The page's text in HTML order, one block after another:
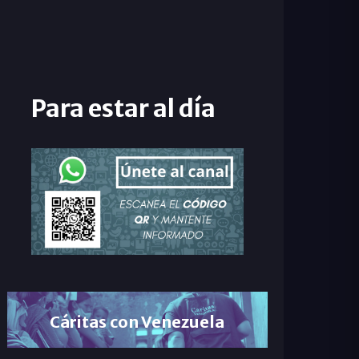
Para estar al día
Cáritas con Venezuela